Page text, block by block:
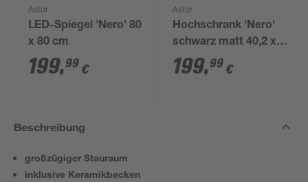
Astor
LED-Spiegel 'Nero' 80
x 80 cm
199,99 €
Astor
Hochschrank 'Nero'
schwarz matt 40,2 x
148,6 x 22 cm
199,99 €
Beschreibung
großzügiger Stauraum
inklusive Keramikbecken